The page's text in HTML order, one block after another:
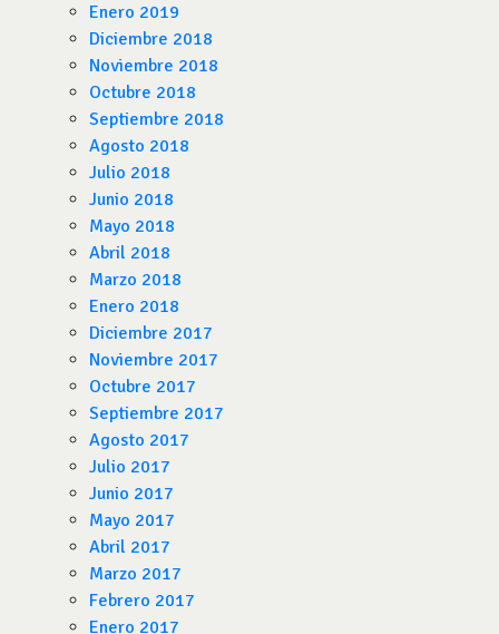
Enero 2019
Diciembre 2018
Noviembre 2018
Octubre 2018
Septiembre 2018
Agosto 2018
Julio 2018
Junio 2018
Mayo 2018
Abril 2018
Marzo 2018
Enero 2018
Diciembre 2017
Noviembre 2017
Octubre 2017
Septiembre 2017
Agosto 2017
Julio 2017
Junio 2017
Mayo 2017
Abril 2017
Marzo 2017
Febrero 2017
Enero 2017